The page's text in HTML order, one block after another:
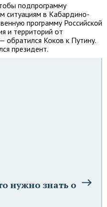
подпрограмму
ситуациям в Кабардино-
программу Российской
и территорий от
обратился Коков к Путину.
президент.
нужно знать о